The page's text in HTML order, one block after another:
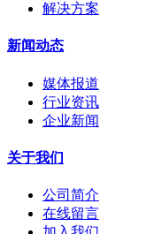
解决方案
新闻动态
媒体报道
行业资讯
企业新闻
关于我们
公司简介
在线留言